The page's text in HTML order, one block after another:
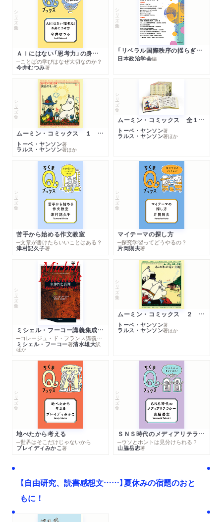
シリーズ・全集
ＡＩにはない「思考力」の身につけ方
─ことばの学びはなぜ大切なのか？
今井むつみ著
シリーズ・全集
「リベラル国際秩序の揺らぎ」再考 年報政治学２０２６‐Ⅰ
日本政治学会編
シリーズ・全集
ムーミン・コミックス １ 黄金のしっぽ
トーベ・ヤンソン著
ラルス・ヤンソン著ほか
シリーズ・全集
ムーミン・コミックス 全１４巻セット
トーベ・ヤンソン著
ラルス・ヤンソン著ほか
シリーズ・全集
苦手から始める作文教室
─文章が書けたらいいことはある？
津村記久子著
シリーズ・全集
マイテーマの探し方
─探究学習ってどうやるの？
片岡則夫著
シリーズ・全集
ミシェル・フーコー講義集成１０ 主体性と真理
─コレージュ・ド・フランス講義１９８０－１９８１年度
ミシェル・フーコー著清水雄大訳
ほか
シリーズ・全集
ムーミン・コミックス ２ あこがれの遠い土地
トーベ・ヤンソン著
ラルス・ヤンソン著ほか
シリーズ・全集
地べたから考える
─世界はそこだけじゃないから
ブレイディみかこ著
シリーズ・全集
ＳＮＳ時代のメディアリテラシー
─ウソとホントは見分けられる？
山脇岳志著
【自由研究、読書感想文……】夏休みの宿題のおと
もに！